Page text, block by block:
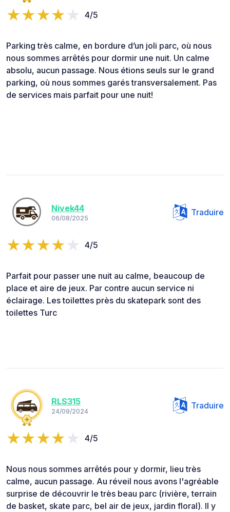
4/5
Parking très calme, en bordure d’un joli parc, où nous
nous sommes arrêtés pour dormir une nuit. Un calme
absolu, aucun passage. Nous étions seuls sur le grand
parking, où nous sommes garés transversalement. Pas
de services mais parfait pour une nuit!
Nivek44
06/08/2025
Traduire
4/5
Parfait pour passer une nuit au calme, beaucoup de
place et aire de jeux. Par contre aucun service ni
éclairage. Les toilettes près du skatepark sont des
toilettes Turc
RLS315
24/09/2024
Traduire
4/5
Nous nous sommes arrêtés pour y dormir, lieu très
calme, aucun passage. Au réveil nous avons l'agréable
surprise de découvrir le très beau parc (rivière, terrain
de basket, skate parc, bel air de jeux, jardin floral). Il y